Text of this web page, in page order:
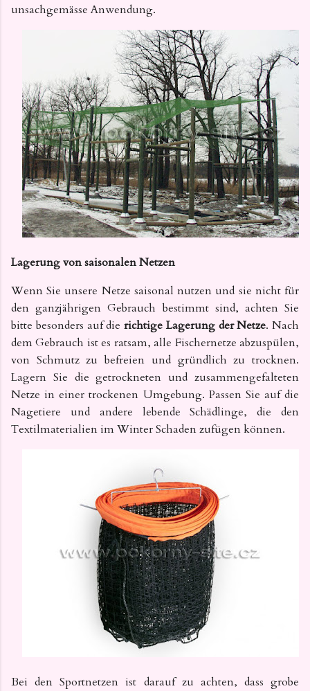
unsachgemässe Anwendung.
Lagerung von saisonalen Netzen
Wenn Sie unsere Netze saisonal nutzen und sie nicht für
den ganzjährigen Gebrauch bestimmt sind, achten Sie
bitte besonders auf die richtige Lagerung der Netze. Nach
dem Gebrauch ist es ratsam, alle Fischernetze abzuspülen,
von Schmutz zu befreien und gründlich zu trocknen.
Lagern Sie die getrockneten und zusammengefalteten
Netze in einer trockenen Umgebung. Passen Sie auf die
Nagetiere und andere lebende Schädlinge, die den
Textilmaterialien im Winter Schaden zufügen können.
Bei den Sportnetzen ist darauf zu achten, dass grobe